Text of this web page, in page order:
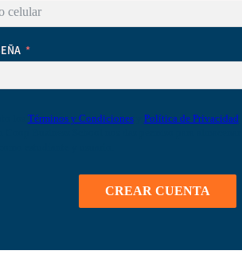
Términos y Condicionesy Política de Privacidad
CREAR CUENTA